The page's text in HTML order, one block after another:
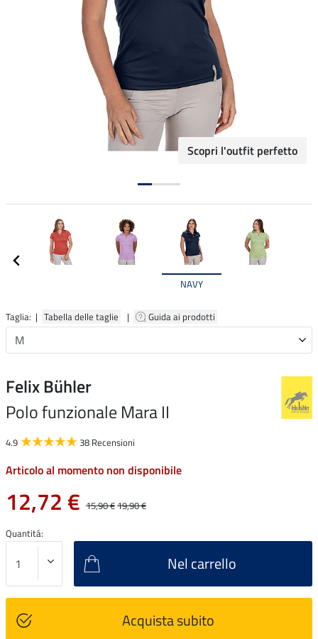
Scopri l'outfit perfetto
NAVY
Taglia: | Tabella delle taglie | Guida ai prodotti
Felix Bühler
Polo funzionale Mara II
4.9 38 Recensioni
Articolo al momento non disponibile
12,72 € 15,90 €19,90 €
Quantitá:
Nel carrello
Acquista subito